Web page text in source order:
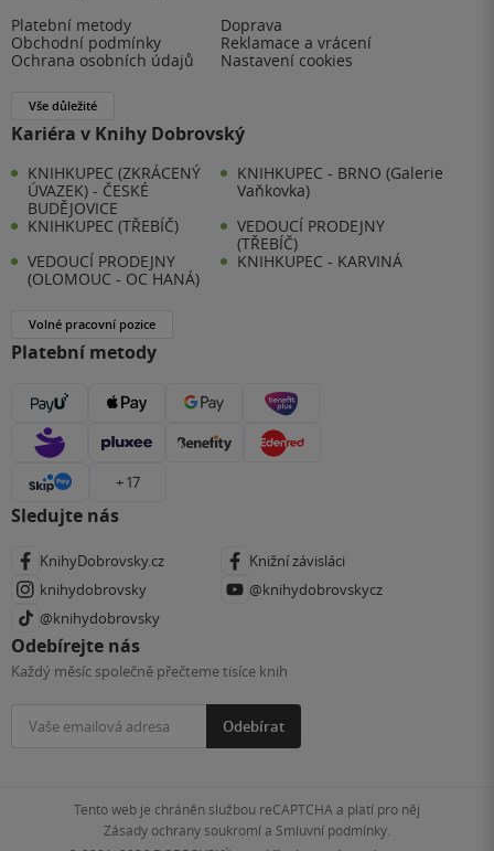
Platební metody
Doprava
Obchodní podmínky
Reklamace a vrácení
Ochrana osobních údajů
Nastavení cookies
Vše důležité
Kariéra v Knihy Dobrovský
KNIHKUPEC (ZKRÁCENÝ
ÚVAZEK) - ČESKÉ
BUDĚJOVICE
KNIHKUPEC - BRNO (Galerie
Vaňkovka)
KNIHKUPEC (TŘEBÍČ)
VEDOUCÍ PRODEJNY
(TŘEBÍČ)
VEDOUCÍ PRODEJNY
(OLOMOUC - OC HANÁ)
KNIHKUPEC - KARVINÁ
Volné pracovní pozice
Platební metody
+ 17
Sledujte nás
KnihyDobrovsky.cz
Knižní závisláci
knihydobrovsky
@knihydobrovskycz
@knihydobrovsky
Odebírejte nás
Každý měsíc společně přečteme tisíce knih
Odebírat
Tento web je chráněn službou reCAPTCHA a platí pro něj
Zásady ochrany soukromía Smluvní podmínky